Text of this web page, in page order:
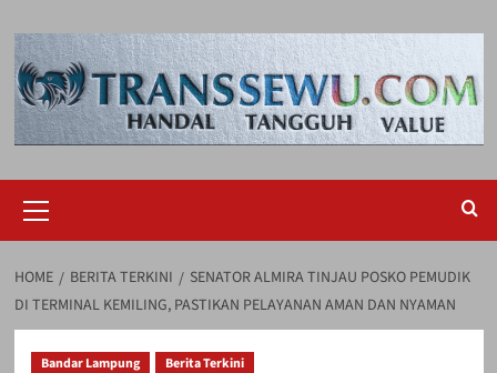
to
content
Menu
HOME BERITA TERKINI
SENATOR ALMIRA TINJAU POSKO PEMUDIK
DI TERMINAL KEMILING, PASTIKAN PELAYANAN AMAN DAN NYAMAN
Bandar Lampung Berita Terkini